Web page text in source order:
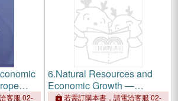
客服 02-
6.Natural Resources and
Economic Growth ―
Learning from History
若需訂購本書，請電洽客服 02-